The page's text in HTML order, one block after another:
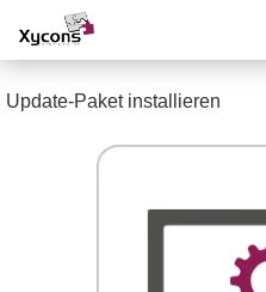
Update-Paket installieren